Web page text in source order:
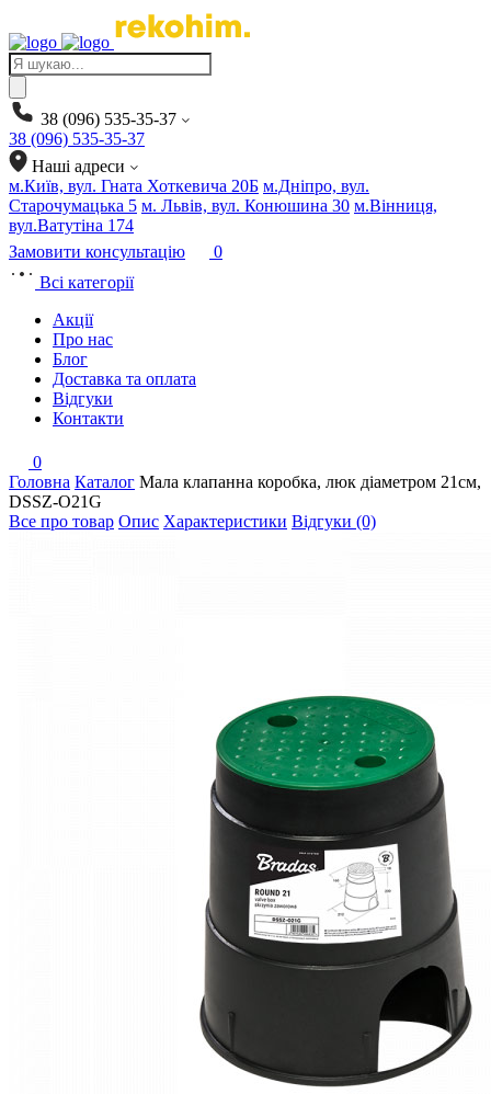
Products
search
38 (096) 535-35-37
38 (096) 535-35-37
Наші адреси
м.Київ, вул. Гната Хоткевича 20Б м.Дніпро, вул.
Старочумацька 5 м. Львів, вул. Конюшина 30 м.Вінниця,
вул.Ватутіна 174
Замовити консультацію
0
Всі категорії
Акції
Про нас
Блог
Доставка та оплата
Відгуки
Контакти
0
Головна Каталог Мала клапанна коробка, люк діаметром 21см,
DSSZ-O21G
Все про товар Опис Характеристики Відгуки (0)